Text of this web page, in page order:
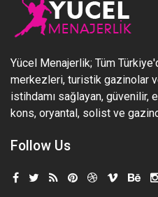
Yücel Menajerlik; Tüm
merkezleri, turistik gazinolar
istihdamı sağlayan, güvenilir,
kons, oryantal, solist ve
Follow Us